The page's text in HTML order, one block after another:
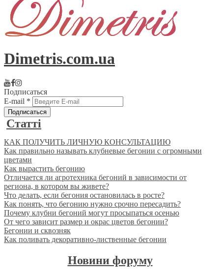
Dimetris.com.ua
Подписаться
E-mail *
Статті
КАК ПОЛУЧИТЬ ЛИЧНУЮ КОНСУЛЬТАЦИЮ
Как правильно называть клубневые бегонии с огромными
цветами
Как вырастить бегонию
Отличается ли агротехника бегоний в зависимости от
региона, в котором вы живете?
Что делать, если бегония остановилась в росте?
Как понять, что бегонию нужно срочно пересадить?
Почему клубни бегоний могут просыпаться осенью
От чего зависит размер и окрас цветов бегонии?
Бегонии и сквозняк
Как поливать декоративно-лиственные бегонии
Новини форуму